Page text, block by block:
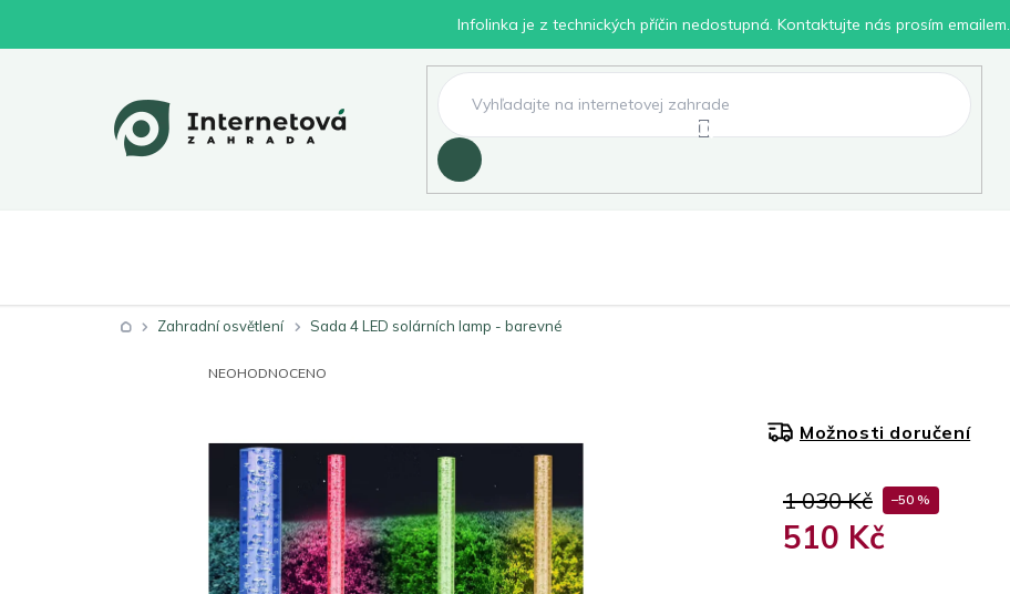
Infolinka je z technických příčin nedostupná. Kontaktujte nás prosím emailem.
Hledat
DomůZahradní osvětlení Sada 4 LED solárních lamp - barevné
PRŮMĚRNÉNEOHODNOCENO
1 030 Kč –50 %
510 Kč
Možnosti doručení